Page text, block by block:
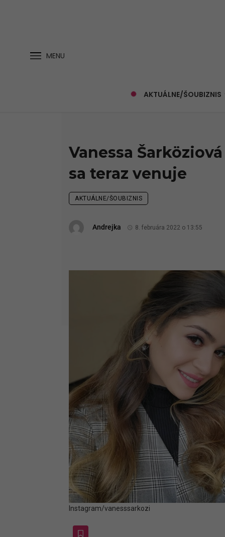
MENU
AKTUÁLNE/ŠOUBIZNIS
Vanessa
sa teraz venuje
AKTUÁLNE/ŠOUBIZNIS
Andrejka 8. februára 2022 o 13:55
Instagram/vanesssarkozi